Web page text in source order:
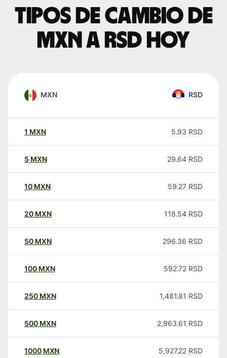
Tipos de cambio de
MXN a RSD hoy
MXN RSD
1 MXN 5.93 RSD
5 MXN 29.64 RSD
10 MXN 59.27 RSD
20 MXN 118.54 RSD
50 MXN 296.36 RSD
100 MXN 592.72 RSD
250 MXN 1,481.81 RSD
500 MXN 2,963.61 RSD
1000 MXN 5,927.22 RSD